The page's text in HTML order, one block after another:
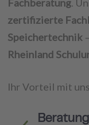
zertifizierte
Speichertechnik
Rheinland
Ihr Vorteil mit